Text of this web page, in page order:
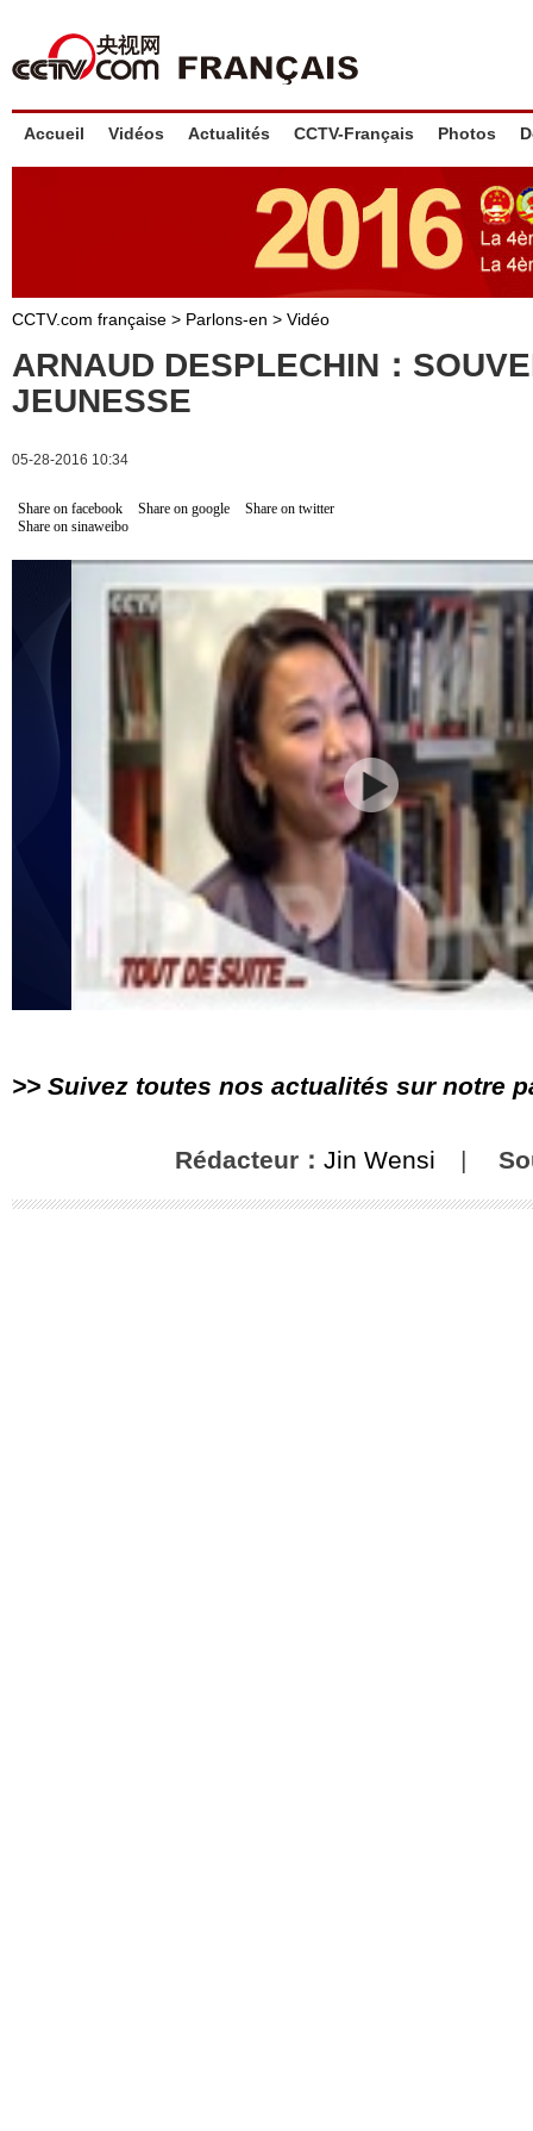
Accueil Vidéos Actualités CCTV-Français Photos
CCTV.com française > Parlons-en > Vidéo
ARNAUD DESPLECHIN：
JEUNESSE
05-28-2016 10:34
Share on facebook Share on google
Share on twitter
Share on sinaweibo
>> Suivez toutes nos actualités sur notre
Rédacteur： Jin Wensi |